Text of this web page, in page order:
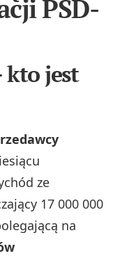
PSD-
kto jest
ze
17 000 000
na